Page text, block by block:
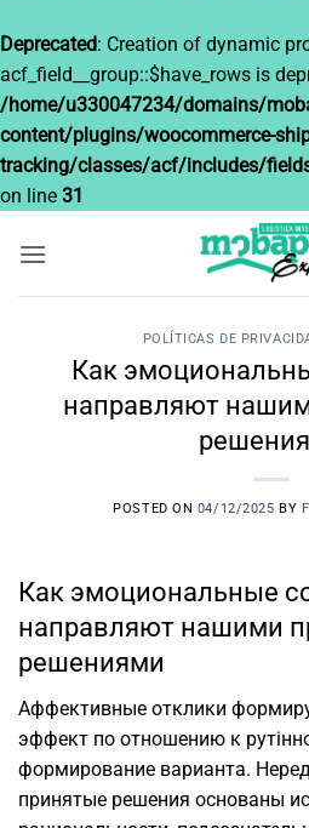
Deprecated: Creation of dynamic
acf_field__group::$have_rows is
/home/u330047234/domains/
content/plugins/woocommerce-
tracking/classes/acf/includes/
on line 31
POLÍTICAS DE
Как
направляют
POSTED ON 04/12/2025 BY
Как эмоциональные
направляют нашими
решениями
Аффективные отклики
эффект по отношению к
формирование варианта.
принятые решения основаны